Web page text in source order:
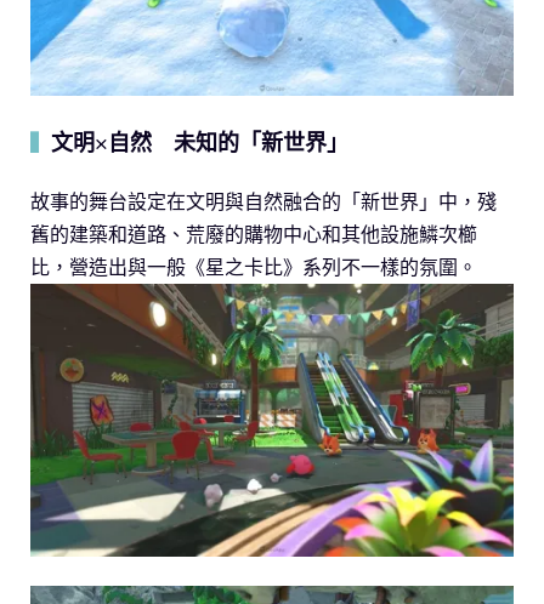
文明×自然 未知的「新世界」
故事的舞台設定在文明與自然融合的「新世界」中，殘
舊的建築和道路、荒廢的購物中心和其他設施鱗次櫛
比，營造出與一般《星之卡比》系列不一樣的氛圍。